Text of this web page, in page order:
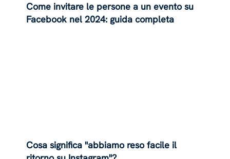
Come invitare le persone a un evento su
Facebook nel 2024: guida completa
Cosa significa "abbiamo reso facile il